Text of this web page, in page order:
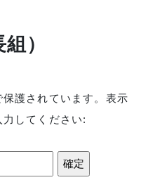
）
護されています。表示
してください: